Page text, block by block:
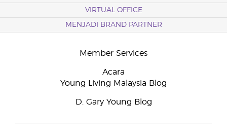
VIRTUAL OFFICE
MENJADI BRAND PARTNER
Member Services
Acara
Young Living Malaysia Blog
D. Gary Young Blog